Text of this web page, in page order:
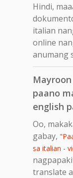
Hindi,
italian
online
anumang
paano
english
Oo,
gabay,
sa italian -
translate